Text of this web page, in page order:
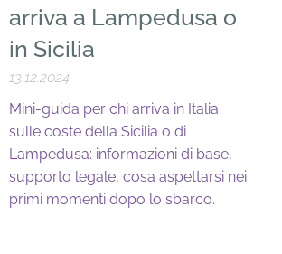
arriva a Lampedusa o
in Sicilia
13.12.2024
Mini-guida per chi arriva in Italia
sulle coste della Sicilia o di
Lampedusa: informazioni di base,
supporto legale, cosa aspettarsi nei
primi momenti dopo lo sbarco.